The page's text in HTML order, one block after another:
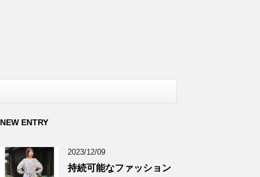
NEW ENTRY
2023/12/09
持続可能なファッション